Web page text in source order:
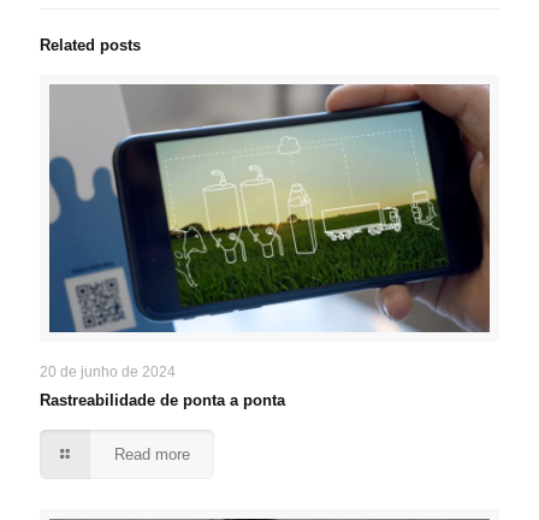
Related posts
20 de junho de 2024
Rastreabilidade de ponta a ponta
Read more